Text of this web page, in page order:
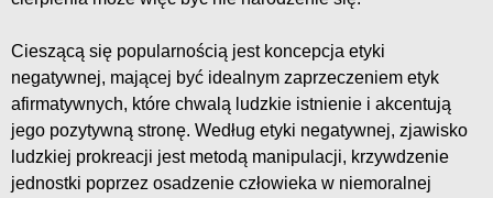
Cieszącą się popularnością jest koncepcja etyki
negatywnej, mającej być idealnym zaprzeczeniem etyk
afirmatywnych, które chwalą ludzkie istnienie i akcentują
jego pozytywną stronę. Według etyki negatywnej, zjawisko
ludzkiej prokreacji jest metodą manipulacji, krzywdzenie
jednostki poprzez osadzenie człowieka w niemoralnej